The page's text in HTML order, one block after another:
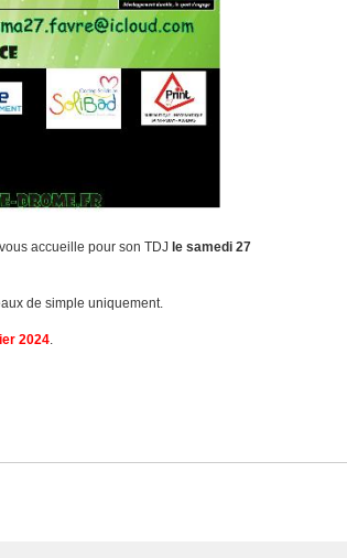
accueille pour son TDJ le samedi 27
de simple uniquement.
2024.